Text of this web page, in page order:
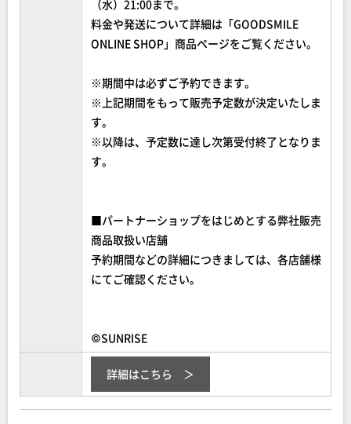
（水）21:00まで。
料金や発送について詳細は「GOODSMILE
ONLINE SHOP」商品ページをご覧ください。
※期間中は必ずご予約できます。
※上記期間をもって販売予定数が決定いたしま
す。
※以降は、予定数に達し次第受付終了となりま
す。
■パートナーショップをはじめとする弊社販売
商品取扱い店舗
予約期間などの詳細につきましては、各店舗様
にてご確認ください。
©SUNRISE
詳細はこちら